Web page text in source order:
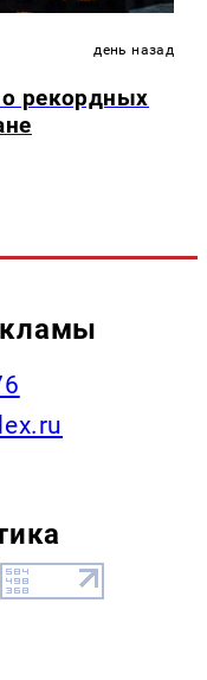
день назад
рекордных